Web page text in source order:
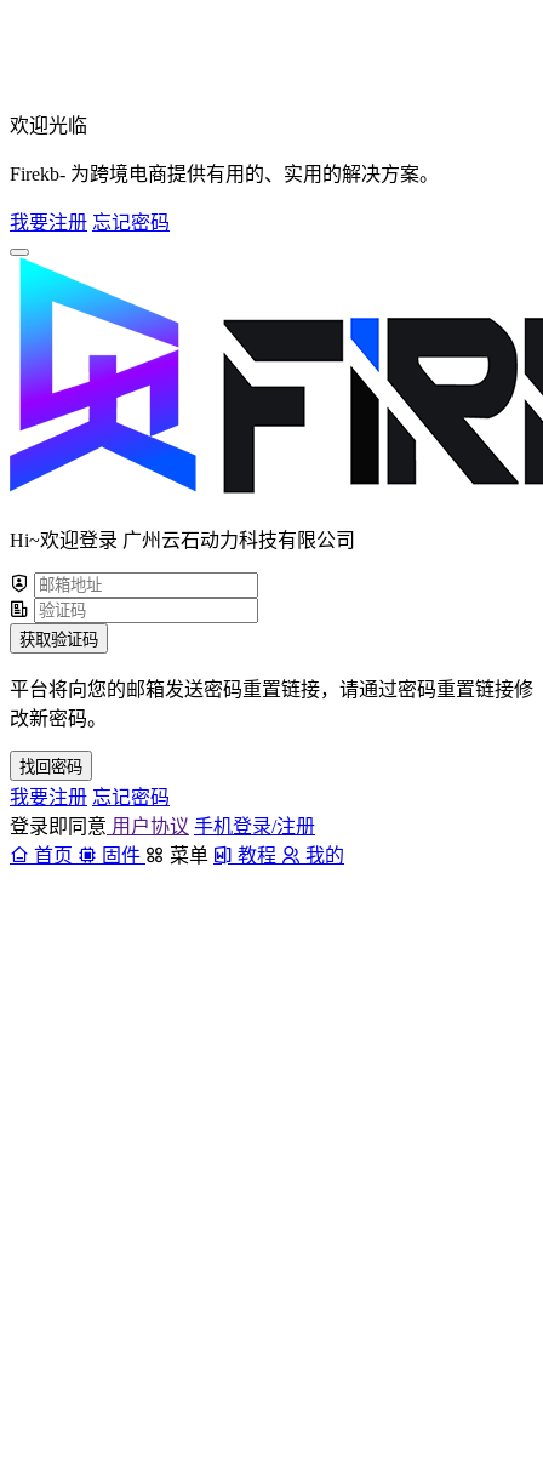
欢迎光临
Firekb- 为跨境电商提供有用的、实用的解决方案。
我要注册 忘记密码
Hi~欢迎登录 广州云石动力科技有限公司
获取验证码
平台将向您的邮箱发送密码重置链接，请通过密码重置链接修
改新密码。
找回密码
我要注册 忘记密码
登录即同意 用户协议 手机登录/注册
首页
固件 菜单 教程 我的